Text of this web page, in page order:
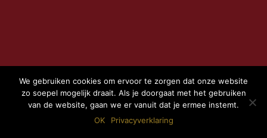
We gebruiken cookies om ervoor te zorgen dat onze website
zo soepel mogelijk draait. Als je doorgaat met het gebruiken
van de website, gaan we er vanuit dat je ermee instemt.
OK
Privacyverklaring